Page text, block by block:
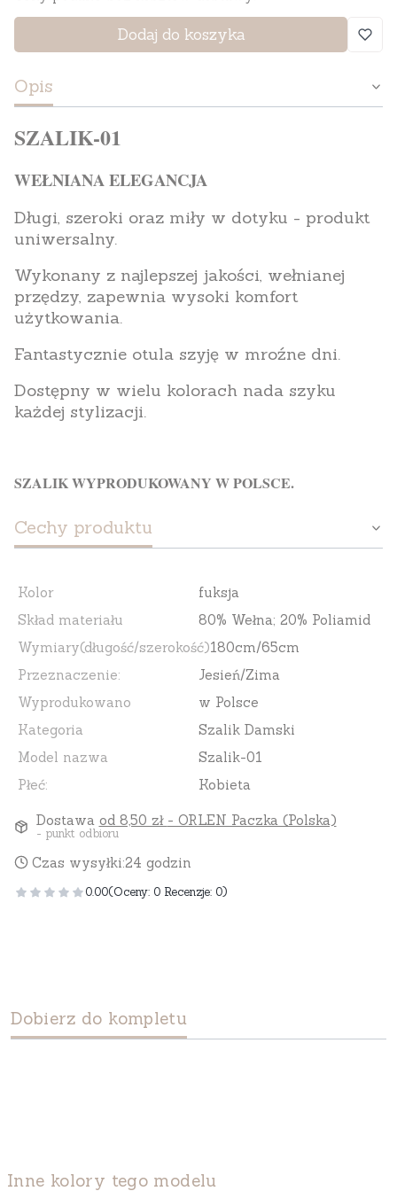
Dodaj do koszyka
Opis
SZALIK-01
WEŁNIANA ELEGANCJA
Długi, szeroki oraz miły w dotyku - produkt
uniwersalny.
Wykonany z najlepszej jakości, wełnianej
przędzy, zapewnia wysoki komfort
użytkowania.
Fantastycznie otula szyję w mroźne dni.
Dostępny w wielu kolorach nada szyku
każdej stylizacji.
SZALIK WYPRODUKOWANY W POLSCE.
Cechy produktu
Kolor
fuksja
Skład materiału
80% Wełna; 20% Poliamid
Wymiary(długość/szerokość)180cm/65cm
Przeznaczenie:
Jesień/Zima
Wyprodukowano
w Polsce
Kategoria
Szalik Damski
Model nazwa
Szalik-01
Płeć:
Kobieta
Dostawa od 8,50 zł - ORLEN Paczka (Polska)
- punkt odbioru
Czas wysyłki:24 godzin
0.00(Oceny: 0 Recenzje: 0)
Dobierz do kompletu
Inne kolory tego modelu